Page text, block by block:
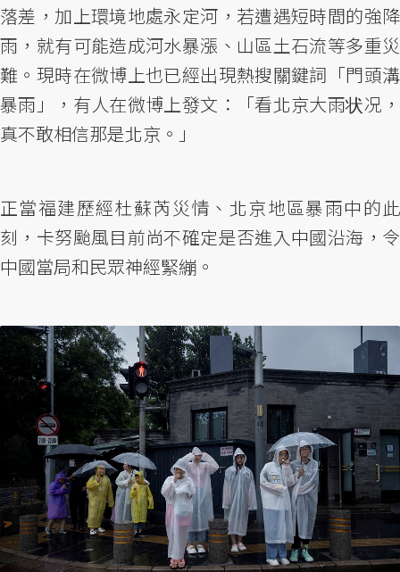
落差，加上環境地處永定河，若遭遇短時間的強降
雨，就有可能造成河水暴漲、山區土石流等多重災
難。現時在微博上也已經出現熱搜關鍵詞「門頭溝
暴雨」，有人在微博上發文：「看北京大雨状况，
真不敢相信那是北京。」
正當福建歷經杜蘇芮災情、北京地區暴雨中的此
刻，卡努颱風目前尚不確定是否進入中國沿海，令
中國當局和民眾神經緊繃。